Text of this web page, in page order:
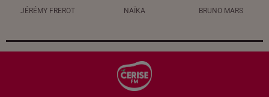
JÉRÉMY FREROT NAÏKA BRUNO MARS